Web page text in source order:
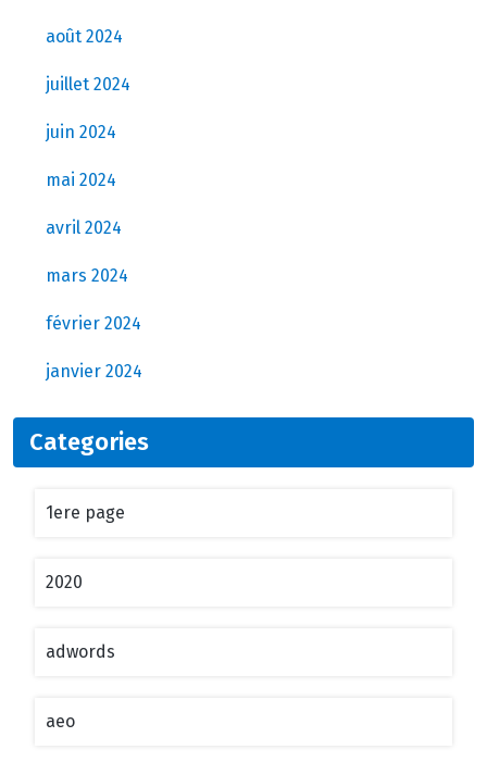
août 2024
juillet 2024
juin 2024
mai 2024
avril 2024
mars 2024
février 2024
janvier 2024
Categories
1ere page
2020
adwords
aeo